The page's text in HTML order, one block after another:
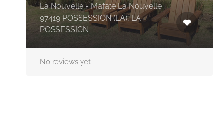
La Nouvelle - Mafate La Nouvelle
97419 POSSESSION (LA), LA
POSSESSION
No reviews yet